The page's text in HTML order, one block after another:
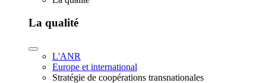
La qualité
L'ANR
Europe et international
Stratégie de coopérations transnationales